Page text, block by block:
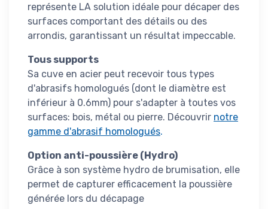
représente LA solution idéale pour décaper des
surfaces comportant des détails ou des
arrondis, garantissant un résultat impeccable.
Tous supports
Sa cuve en acier peut recevoir tous types
d'abrasifs homologués (dont le diamètre est
inférieur à 0.6mm) pour s'adapter à toutes vos
surfaces: bois, métal ou pierre. Découvrir notre
gamme d'abrasif homologués.
Option anti-poussière (Hydro)
Grâce à son système hydro de brumisation, elle
permet de capturer efficacement la poussière
générée lors du décapage